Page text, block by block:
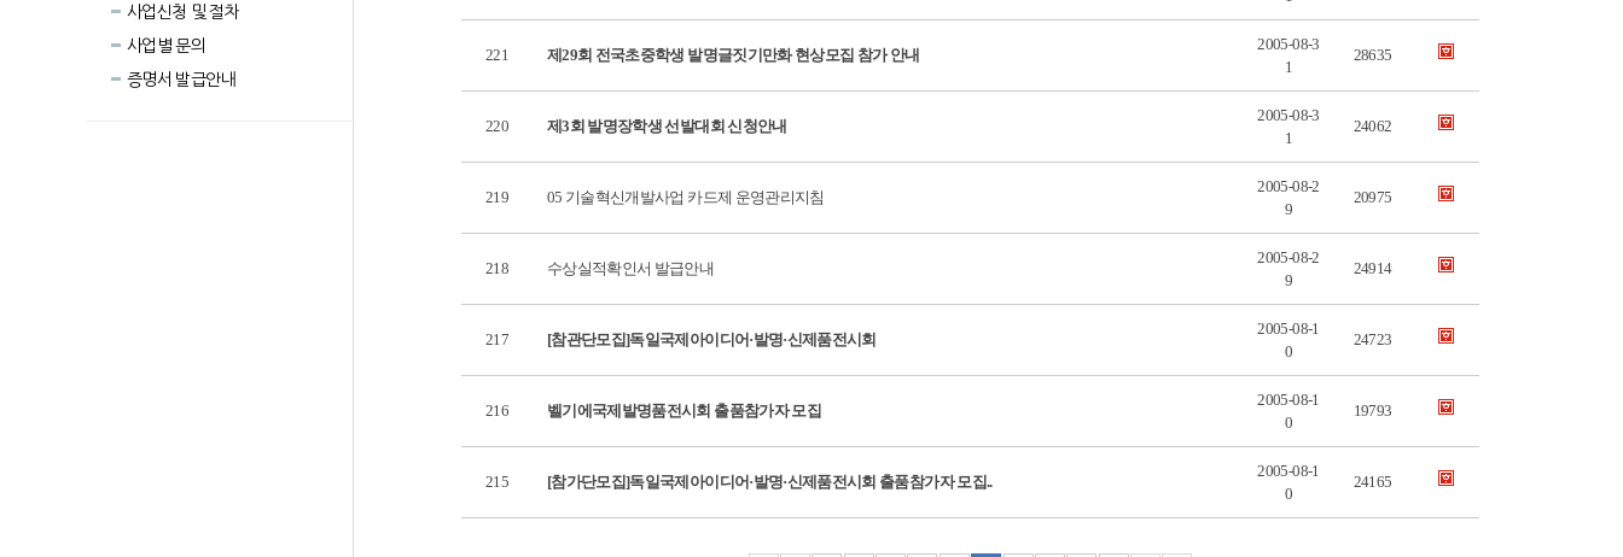
사업신청 및 절차
사업별 문의
증명서 발급안내
221 제29회 전국초중학생 발명글짓기만화 현상모집 참가 안내
2005-08-3
1
28635
220 제3회 발명장학생 선발대회 신청안내
2005-08-3
1
24062
219 05 기술혁신개발사업 카드제 운영관리지침
2005-08-2
9
20975
218 수상실적확인서 발급안내
2005-08-2
9
24914
217 [참관단모집]독일국제아이디어·발명·신제품전시회
2005-08-1
0
24723
216 벨기에국제발명품전시회 출품참가자 모집
2005-08-1
0
19793
215 [참가단모집]독일국제아이디어·발명·신제품전시회 출품참가자 모집..
2005-08-1
0
24165